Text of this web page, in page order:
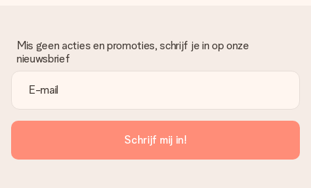
Mis geen acties en promoties, schrijf je in op onze
nieuwsbrief
Schrijf mij in!